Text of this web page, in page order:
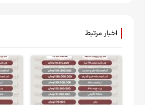
اخبار مرتبط